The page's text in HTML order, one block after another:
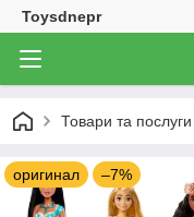
Toysdnepr
Товари та послуги
оригинал –7%